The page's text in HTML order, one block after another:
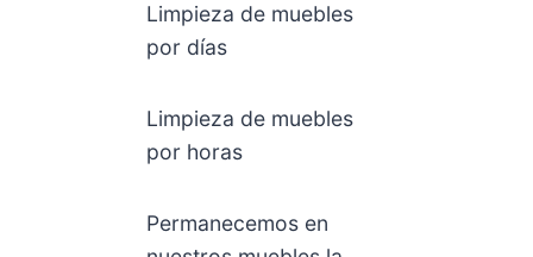
Limpieza de muebles
por días
Limpieza de muebles
por horas
Permanecemos en